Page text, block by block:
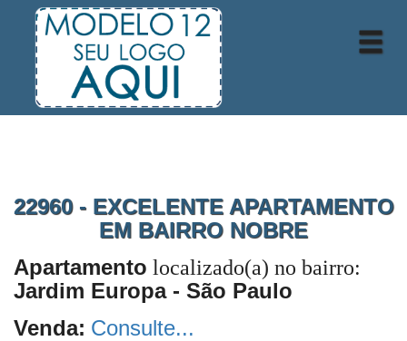
22960 - EXCELENTE APARTAMENTO
EM BAIRRO NOBRE
Apartamento localizado(a) no bairro:
Jardim Europa - São Paulo
Venda: Consulte...